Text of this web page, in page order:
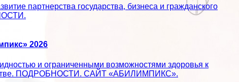
партнерства государства, бизнеса и гражданского
2026
и ограниченными возможностями здоровья к
ПОДРОБНОСТИ. САЙТ «АБИЛИМПИКС».